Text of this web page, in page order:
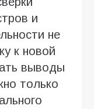
и
не
к новой
выводы
только